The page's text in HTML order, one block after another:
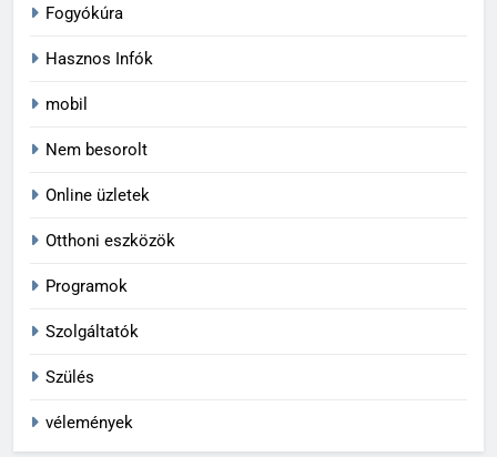
Fogyókúra
Hasznos Infók
mobil
Nem besorolt
Online üzletek
Otthoni eszközök
Programok
Szolgáltatók
Szülés
vélemények